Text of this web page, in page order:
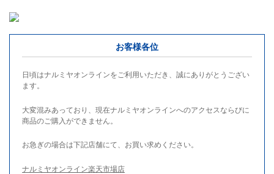
お客様各位
日頃はナルミヤオンラインをご利用いただき、誠にありがとうござい
ます。
大変混みあっており、現在ナルミヤオンラインへのアクセスならびに
商品のご購入ができません。
お急ぎの場合は下記店舗にて、お買い求めください。
ナルミヤオンライン楽天市場店